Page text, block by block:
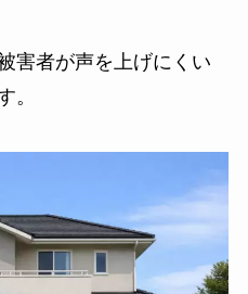
害者が声を上げにくい
。